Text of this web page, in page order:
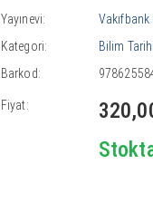
Yayınevi:
Kategori:
Bilim
Barkod:
Fiyat: